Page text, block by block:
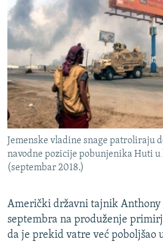
INFOGRAFIKE
KINA NA BALKANU
RSE PRIČE IZ SVIJETA
ISPRIČAJ MI
DNEVNO@RSE
SPECIJALI RSE
VIŠE OD NASLOVA
GENOCID U SREBRENICI
POPLAVE I KLIZIŠTA U BIH 2024.
POST SCRIPTUM
MOJA EVROPA
PRATITE NAS
Jemenske vladine snage patroliraju
navodne pozicije pobunjenika Huti
(septembar 2018.)
Američki državni tajnik Anthony
septembra na produženje
da je prekid vatre već poboljšao